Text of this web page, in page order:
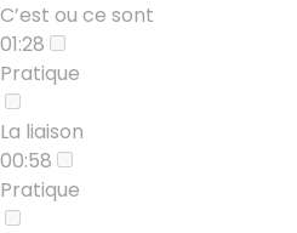
C’est ou ce sont
01:28
Pratique
La liaison
00:58
Pratique